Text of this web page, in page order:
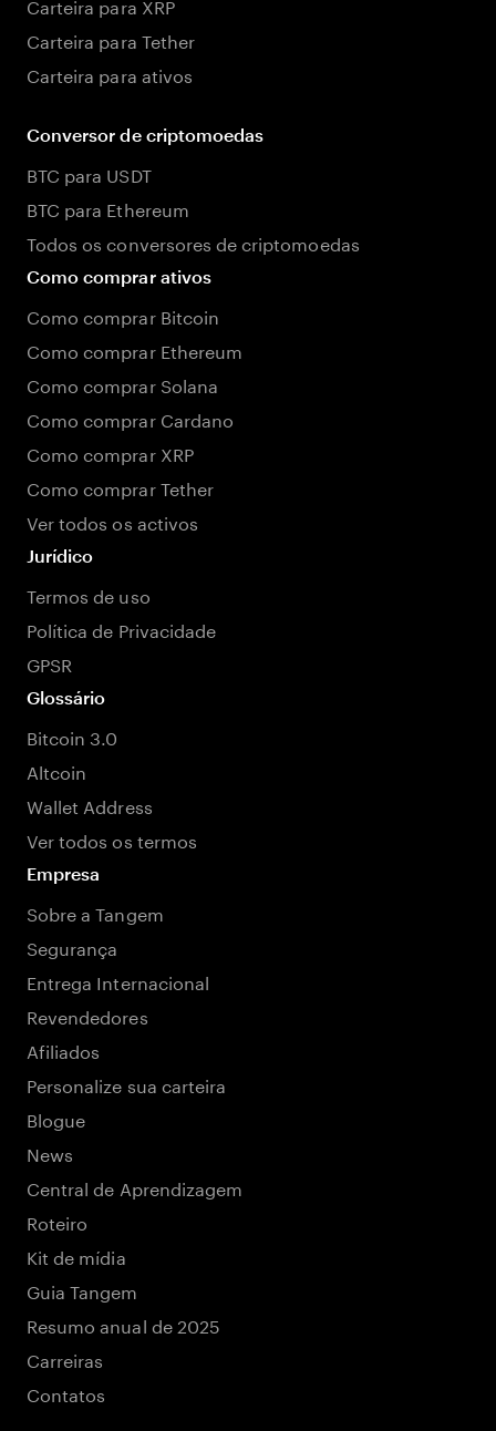
Carteira para Tether
Carteira para ativos
Conversor de criptomoedas
BTC para USDT
BTC para Ethereum
Todos os conversores de criptomoedas
Como comprar ativos
Como comprar Bitcoin
Como comprar Ethereum
Como comprar Solana
Como comprar Cardano
Como comprar XRP
Como comprar Tether
Ver todos os activos
Jurídico
Termos de uso
Política de Privacidade
GPSR
Glossário
Bitcoin 3.0
Altcoin
Wallet Address
Ver todos os termos
Empresa
Sobre a Tangem
Segurança
Entrega Internacional
Revendedores
Afiliados
Personalize sua carteira
Blogue
News
Central de Aprendizagem
Roteiro
Kit de mídia
Guia Tangem
Resumo anual de 2025
Carreiras
Contatos